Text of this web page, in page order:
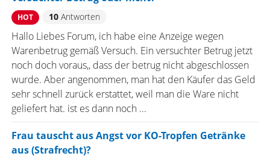
HOT 10Antworten
Hallo Liebes Forum, ich habe eine Anzeige wegen
Warenbetrug gemäß Versuch. Ein versuchter Betrug jetzt
noch doch voraus,, dass der betrug nicht abgeschlossen
wurde. Aber angenommen, man hat den Käufer das Geld
sehr schnell zurück erstattet, weil man die Ware nicht
geliefert hat. ist es dann noch ...
Frau tauscht aus Angst vor KO-Tropfen Getränke
aus (Strafrecht)?